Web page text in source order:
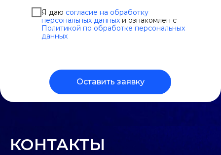
Я даю согласие на обработку
персональных данныхи ознакомлен с
Политикой по обработке персональных
данных
Оставить заявку
КОНТАКТЫ